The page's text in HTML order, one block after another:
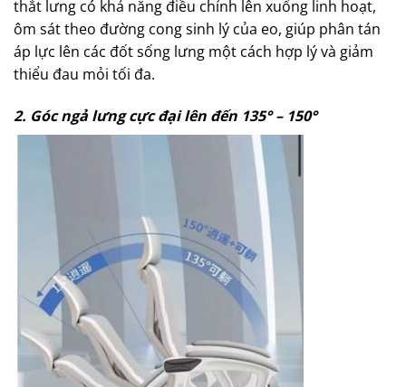
thắt lưng có khả năng điều chỉnh lên xuống linh hoạt,
ôm sát theo đường cong sinh lý của eo, giúp phân tán
áp lực lên các đốt sống lưng một cách hợp lý và giảm
thiểu đau mỏi tối đa.
2. Góc ngả lưng cực đại lên đến 135° – 150°